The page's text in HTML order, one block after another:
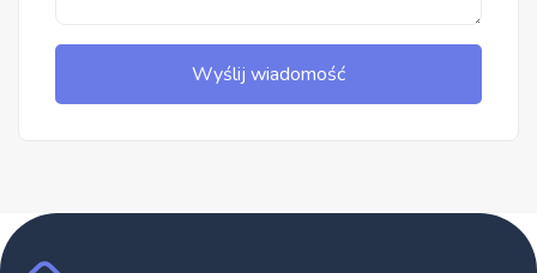
Wyślij wiadomość